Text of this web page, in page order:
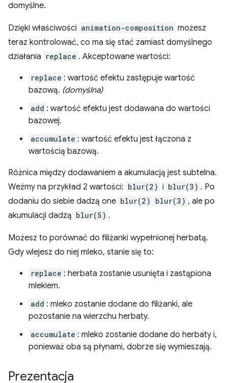
domyślne.
Dzięki właściwości animation-composition możesz
teraz kontrolować, co ma się stać zamiast domyślnego
działania replace . Akceptowane wartości:
replace : wartość efektu zastępuje wartość
bazową. (domyślna)
add : wartość efektu jest dodawana do wartości
bazowej.
accumulate : wartość efektu jest łączona z
wartością bazową.
Różnica między dodawaniem a akumulacją jest subtelna.
Weźmy na przykład 2 wartości: blur(2) i blur(3) . Po
dodaniu do siebie dadzą one blur(2) blur(3) , ale po
akumulacji dadzą blur(5) .
Możesz to porównać do filiżanki wypełnionej herbatą.
Gdy wlejesz do niej mleko, stanie się to:
replace : herbata zostanie usunięta i zastąpiona
mlekiem.
add : mleko zostanie dodane do filiżanki, ale
pozostanie na wierzchu herbaty.
accumulate : mleko zostanie dodane do herbaty i,
ponieważ oba są płynami, dobrze się wymieszają.
Prezentacja